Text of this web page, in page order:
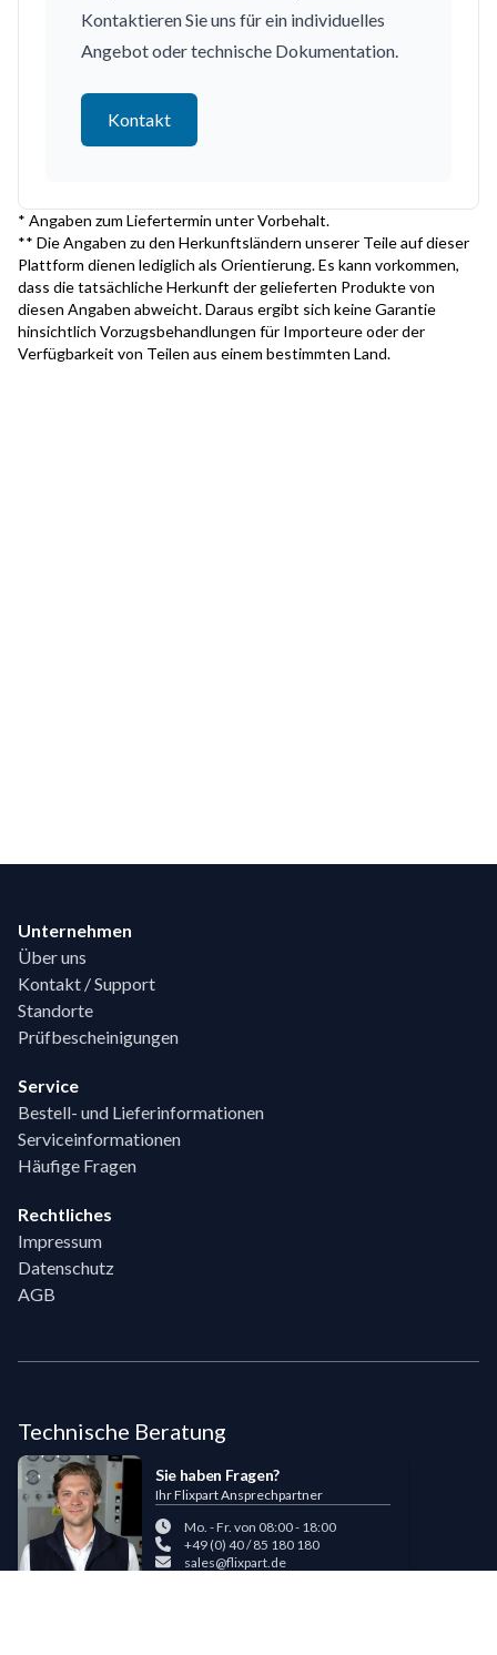
Kontaktieren Sie uns für ein individuelles
Angebot oder technische Dokumentation.
Kontakt
* Angaben zum Liefertermin unter Vorbehalt.
** Die Angaben zu den Herkunftsländern unserer Teile auf dieser
Plattform dienen lediglich als Orientierung. Es kann vorkommen,
dass die tatsächliche Herkunft der gelieferten Produkte von
diesen Angaben abweicht. Daraus ergibt sich keine Garantie
hinsichtlich Vorzugsbehandlungen für Importeure oder der
Verfügbarkeit von Teilen aus einem bestimmten Land.
Unternehmen
Über uns
Kontakt / Support
Standorte
Prüfbescheinigungen
Service
Bestell- und Lieferinformationen
Serviceinformationen
Häufige Fragen
Rechtliches
Impressum
Datenschutz
AGB
Technische Beratung
Sie haben Fragen?
Ihr Flixpart Ansprechpartner
Mo. - Fr. von 08:00 - 18:00
+49 (0) 40 / 85 180 180
sales@flixpart.de